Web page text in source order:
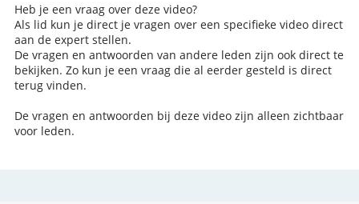
Heb je een vraag over deze video?
Als lid kun je direct je vragen over een specifieke video direct
aan de expert stellen.
De vragen en antwoorden van andere leden zijn ook direct te
bekijken. Zo kun je een vraag die al eerder gesteld is direct
terug vinden.
De vragen en antwoorden bij deze video zijn alleen zichtbaar
voor leden.